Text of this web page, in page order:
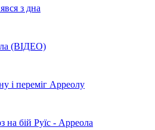
з дна
(ВІДЕО)
і переміг Арреолу
на бій Руїс - Арреола